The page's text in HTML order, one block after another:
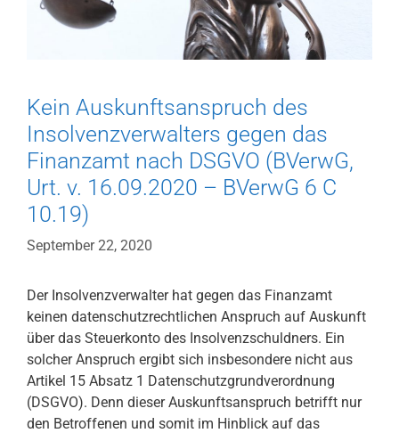
Kein Auskunftsanspruch des
Insolvenzverwalters gegen das
Finanzamt nach DSGVO (BVerwG,
Urt. v. 16.09.2020 – BVerwG 6 C
10.19)
September 22, 2020
Der Insolvenzverwalter hat gegen das Finanzamt
keinen datenschutzrechtlichen Anspruch auf Auskunft
über das Steuerkonto des Insolvenzschuldners. Ein
solcher Anspruch ergibt sich insbesondere nicht aus
Artikel 15 Absatz 1 Datenschutzgrundverordnung
(DSGVO). Denn dieser Auskunftsanspruch betrifft nur
den Betroffenen und somit im Hinblick auf das